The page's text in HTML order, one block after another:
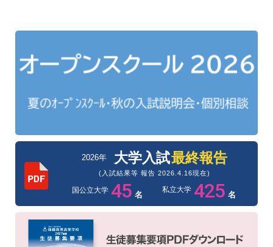
2026年 大学入試最終報告
(入試結果等 報告 2026.4.16現在)
国公立大学 45 名
私立大学 425 名